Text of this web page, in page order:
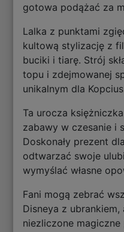
gotowa podążać za
Lalka z punktami
kultową stylizację z
buciki i tiarę. Strój
topu i zdejmowanej
unikalnym dla
Ta urocza
zabawy w czesanie i
Doskonały prezent
odtwarzać swoje
wymyślać własne
Fani mogą zebrać
Disneya z
niezliczone magiczne